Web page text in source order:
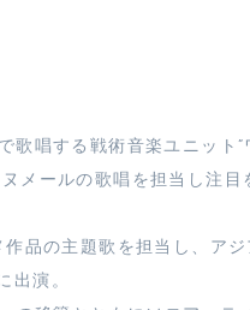
歌唱する戦術音楽ユニット”
メールの歌唱を担当し注目
品の主題歌を担当し、アジ
出演。